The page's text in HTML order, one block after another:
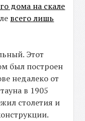
дома на скале
всего лишь
Этот
был построен
недалеко от
в 1905
столетия и